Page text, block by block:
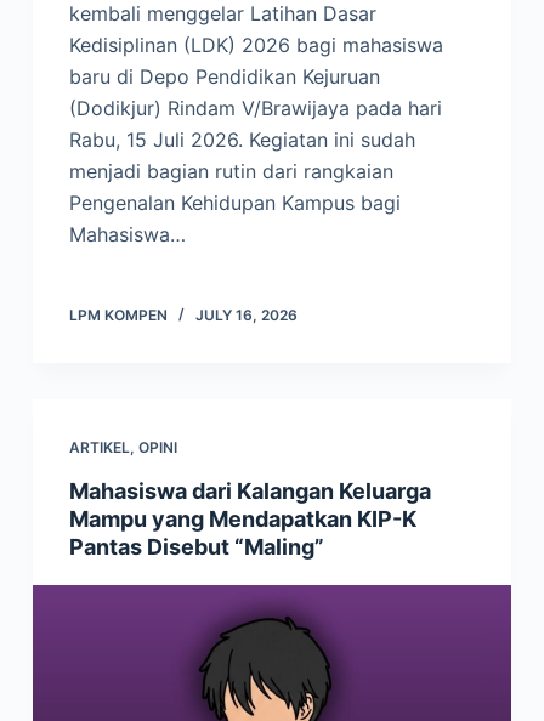
kembali menggelar Latihan Dasar
Kedisiplinan (LDK) 2026 bagi mahasiswa
baru di Depo Pendidikan Kejuruan
(Dodikjur) Rindam V/Brawijaya pada hari
Rabu, 15 Juli 2026. Kegiatan ini sudah
menjadi bagian rutin dari rangkaian
Pengenalan Kehidupan Kampus bagi
Mahasiswa…
LPM KOMPEN JULY 16, 2026
ARTIKEL, OPINI
Mahasiswa dari Kalangan Keluarga
Mampu yang Mendapatkan KIP-K
Pantas Disebut “Maling”